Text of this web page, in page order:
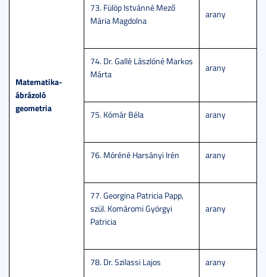
Matematika-
ábrázoló
geometria
73. Fülöp Istvánné Mező
Mária Magdolna
arany
74. Dr. Gallé Lászlóné Markos
Márta
arany
75. Kómár Béla arany
76. Móréné Harsányi Irén arany
77. Georgina Patricia Papp,
szül. Komáromi Györgyi
Patricia
arany
78. Dr. Szilassi Lajos arany